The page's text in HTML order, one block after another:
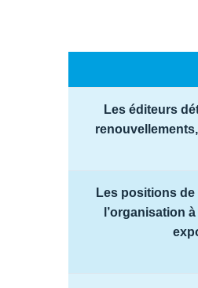
Les éditeurs
Les positions
l’organisation